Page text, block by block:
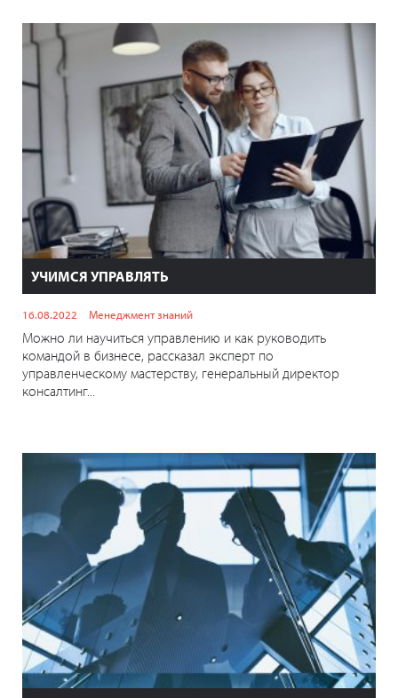
УЧИМСЯ УПРАВЛЯТЬ
16.08.2022 Менеджмент знаний
Можно ли научиться управлению и как руководить
командой в бизнесе, рассказал эксперт по
управленческому мастерству, генеральный директор
консалтинг...